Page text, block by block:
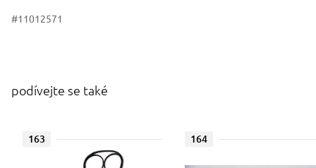
#11012571
podívejte se také
163 164